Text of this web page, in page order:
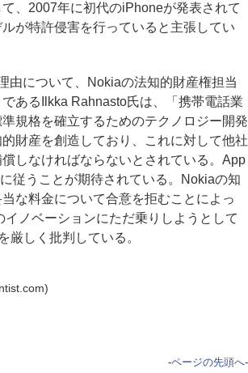
、2007年に初代のiPhoneが発表されて
が特許侵害を行っていると主張してい
由について、Nokiaの法知的財産権担当
あるIlkka Rahnasto氏は、「携帯電話業
規格を確立するためのテクノロジー開発
財産を創造しており、これに対して他社
しなければならないとされている。App
従うことが期待されている。Nokiaの知
な料金について合意を拒むことによっ
ノベーションにただ乗りしようとして
厳しく批判している。
-ページの先頭へ-